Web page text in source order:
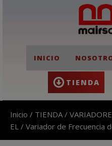
INICIO
TIENDA
Inicio / TIENDA /
EL / Variador de Frecuencia